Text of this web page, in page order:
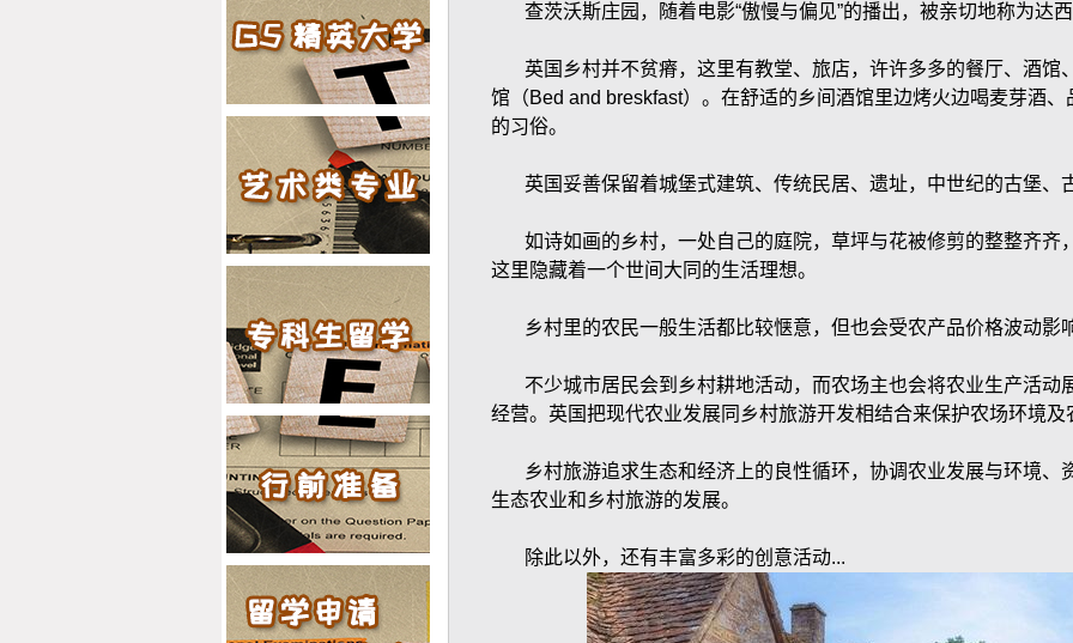
2019offer：恭喜王同学获得
爱丁堡大学(世界排名：20)
对外英语教学专业硕士通知
书
2019offer：恭喜王同学获得
伦敦大学学院(世界排名：
10)考古学专业硕士通知书
2019offer：恭喜赵同学获得
华威大学(世界排名：62)公
共健康专业硕士通知书
查茨沃斯庄园，随着电影“傲慢与偏见”的播出，被亲切地称为达
英国乡村并不贫瘠，这里有教堂、旅店，许许多多的餐厅、酒馆
馆（Bed and breskfast）。在舒适的乡间酒馆里边烤火边喝麦芽酒
的习俗。
英国妥善保留着城堡式建筑、传统民居、遗址，中世纪的古堡、
如诗如画的乡村，一处自己的庭院，草坪与花被修剪的整整齐齐
这里隐藏着一个世间大同的生活理想。
乡村里的农民一般生活都比较惬意，但也会受农产品价格波动影
不少城市居民会到乡村耕地活动，而农场主也会将农业生产活动
经营。英国把现代农业发展同乡村旅游开发相结合来保护农场环境及
乡村旅游追求生态和经济上的良性循环，协调农业发展与环境、
生态农业和乡村旅游的发展。
除此以外，还有丰富多彩的创意活动...